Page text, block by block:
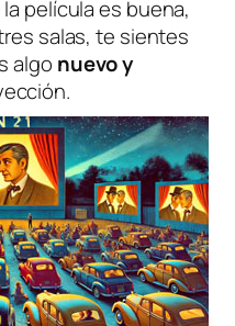
película es buena,
salas, te sientes
algo nuevo y